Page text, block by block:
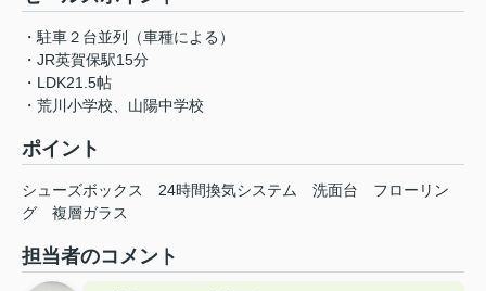
・駐車２台並列（車種による）
・JR英賀保駅15分
・LDK21.5帖
・荒川小学校、山陽中学校
ポイント
シューズボックス 24時間換気システム 洗面台
フローリン
グ
複層ガラス
担当者のコメント